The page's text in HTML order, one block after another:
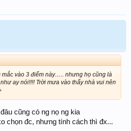
mắc vào 3 điểm này….. nhưng họ cũng là
ay nói!!!! Trời mưa vào thấy nhà vui nên
cũng có ng nọ ng kia
chọn đc, nhưng tính cách thì đx...